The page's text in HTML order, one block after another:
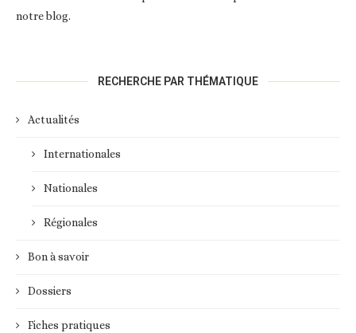
notre blog.
RECHERCHE PAR THÉMATIQUE
Actualités
Internationales
Nationales
Régionales
Bon à savoir
Dossiers
Fiches pratiques